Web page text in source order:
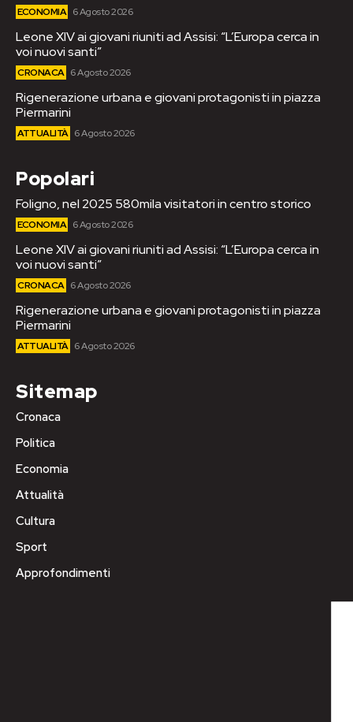
ECONOMIA 6 Agosto 2026
Leone XIV ai giovani riuniti ad Assisi: “L’Europa cerca in
voi nuovi santi”
CRONACA 6 Agosto 2026
Rigenerazione urbana e giovani protagonisti in piazza
Piermarini
ATTUALITÀ 6 Agosto 2026
Popolari
Foligno, nel 2025 580mila visitatori in centro storico
ECONOMIA 6 Agosto 2026
Leone XIV ai giovani riuniti ad Assisi: “L’Europa cerca in
voi nuovi santi”
CRONACA 6 Agosto 2026
Rigenerazione urbana e giovani protagonisti in piazza
Piermarini
ATTUALITÀ 6 Agosto 2026
Sitemap
Cronaca
Politica
Economia
Attualità
Cultura
Sport
Approfondimenti